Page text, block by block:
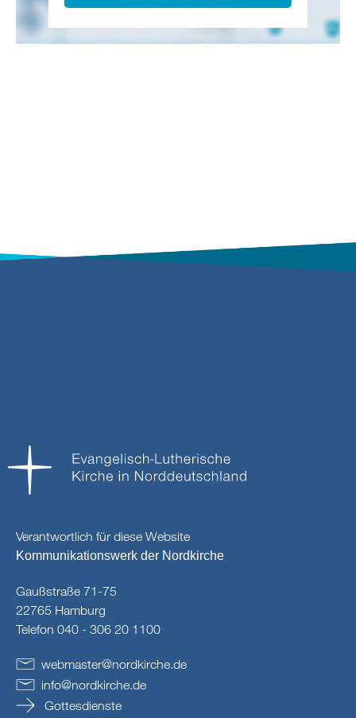
Verantwortlich für diese Website
Kommunikationswerk der Nordkirche
Gaußstraße 71-75
22765 Hamburg
Telefon 040 - 306 20 1100
webmaster@nordkirche.de
info@nordkirche.de
Gottesdienste